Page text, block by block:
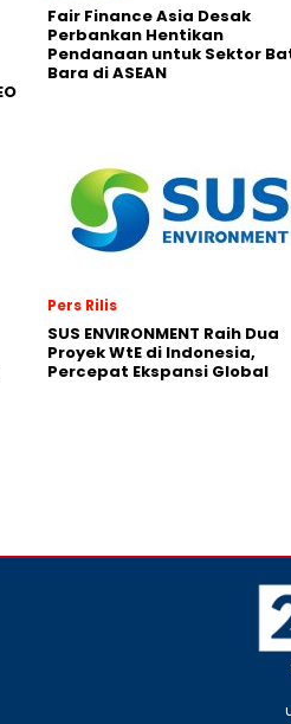
Fair Finance Asia Desak
Perbankan Hentikan
Pendanaan untuk Sektor
Bara di ASEAN
Pers Rilis
SUS ENVIRONMENT Raih Dua
Proyek WtE di Indonesia,
Percepat Ekspansi Global